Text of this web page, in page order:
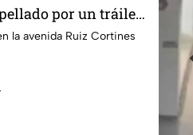
por un tráiler
sin motivo por
la avenida Ruiz Cortines